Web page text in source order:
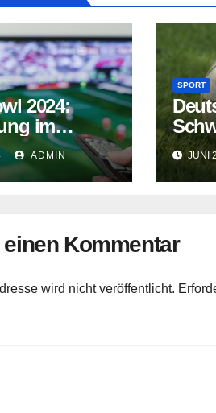
2024:
im
TVADMIN
SPORT
JUNI
Kommentar
wird nicht veröffentlicht.